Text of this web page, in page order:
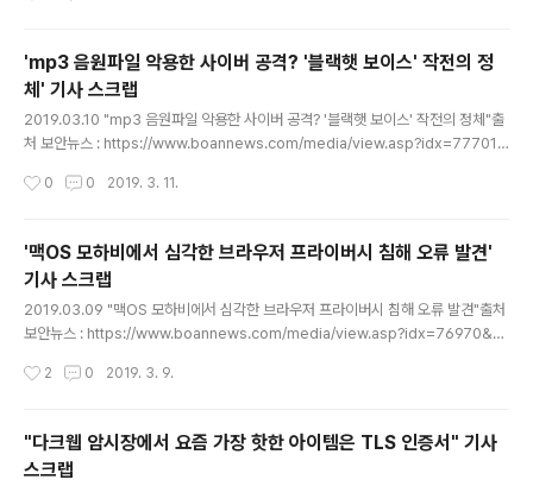
남용되고 있는 상황이라고 한다.이 제로데이 취약점은 로컬 권한 상승을 일으키는데
win32k.sys 커널 드라이브 내에 존재한다.어뷰징을 할 경우 공격자들이 보안 샌드
박스를 탈출할 수 있게 된다. win32k!MNGetpltemFromIndex에 있는 널 포인
터..
'mp3 음원파일 악용한 사이버 공격? '블랙햇 보이스' 작전의 정
체' 기사 스크랩
2019.03.10 "mp3 음원파일 악용한 사이버 공격? '블랙햇 보이스' 작전의 정체"출
처 보안뉴스 : https://www.boannews.com/media/view.asp?idx=77701 *
ing)공격이 감행된 것으로 드러났다. 특정 정부의 후원을 받는 해커 조직의 APT(지
텔리전스(CTI) 전문 조직 시큐리티 대응센터(ESRC)에 따르면MP3 음원파일로 위
장한 작전명 '블랙햇 보이스'의 최초 공격은 '검토 요청'이라는 이메일 제목으로 수행
됬고'회의자료 Protected.zip' 파일이 첨부되어있었다고 한다. 이메일 본문은 '회..
0 0 2019. 3. 11.
'맥OS 모하비에서 심각한 브라우저 프라이버시 침해 오류 발견'
기사 스크랩
2019.03.09 "맥OS 모하비에서 심각한 브라우저 프라이버시 침해 오류 발견"출처
보안뉴스 : https://www.boannews.com/media/view.asp?idx=76970&p
용하면 악성 어플리케이션으로사파리 웹 브라우저의 브라우징 히스토리 정보를 훔
생성하지 않는다는 점을 이용한 것인데동의 없이 무언가를 수행하는 것을 이용하여 /
LIbrary/Safari폴더에 다른앱을 통해 안으로 접근할 수 있다는 것이다.이는 사파리
폴더에 걸려있는 보안장치를 우회할 수 있는 방법이다.모하비 이전버전들은 이러한
2 0 2019. 3. 9.
"다크웹 암시장에서 요즘 가장 핫한 아이템은 TLS 인증서" 기사
스크랩